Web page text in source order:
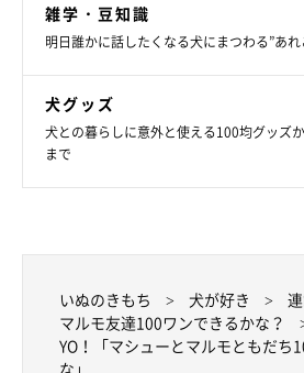
雑学・豆知識
明日誰かに話したくなる犬にまつわる”あ
犬グッズ
犬との暮らしに意外と使える100均グッズ
まで
いぬのきもち 犬が好き
マルモ友達100ワンできるかな？
YO！「マシューとマルモともだち
な」